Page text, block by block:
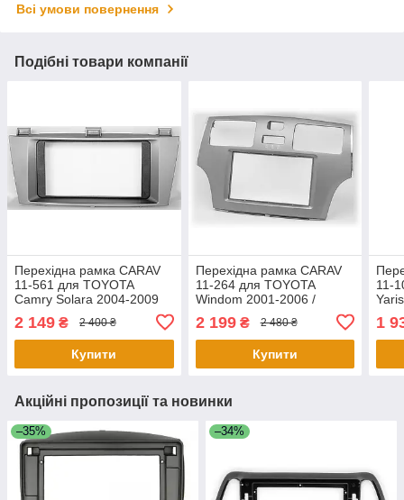
Всі умови повернення
Подібні товари компанії
Перехідна рамка CARAV
11-561 для TOYOTA
Camry Solara 2004-2009
2 149 ₴ 2 400 ₴
Купити
Перехідна рамка CARAV
11-264 для TOYOTA
Windom 2001-2006 /
(Silver)
2 199₴ 2 480 ₴
Купити
11-
1
Акційні пропозиції та новинки
–35% –34%